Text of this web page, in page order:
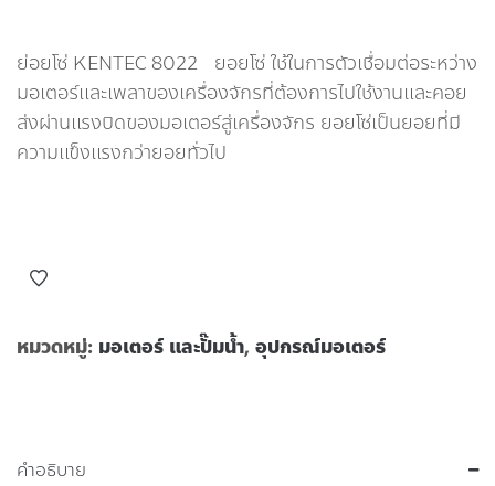
ย่อยโซ่ KENTEC 8022 ยอยโซ่ ใช้ในการตัวเชื่อมต่อระหว่าง
มอเตอร์และเพลาของเครื่องจักรที่ต้องการไปใช้งานและคอย
ส่งผ่านแรงบิดของมอเตอร์สู่เครื่องจักร ยอยโซ่เป็นยอยที่มี
ความแข็งแรงกว่ายอยทั่วไป
หมวดหมู่: มอเตอร์ และปั๊มน้ำ, อุปกรณ์มอเตอร์
คำอธิบาย